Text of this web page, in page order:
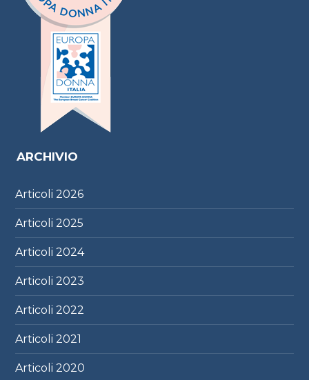
ARCHIVIO
Articoli2026
Articoli2025
Articoli2024
Articoli2023
Articoli2022
Articoli2021
Articoli2020